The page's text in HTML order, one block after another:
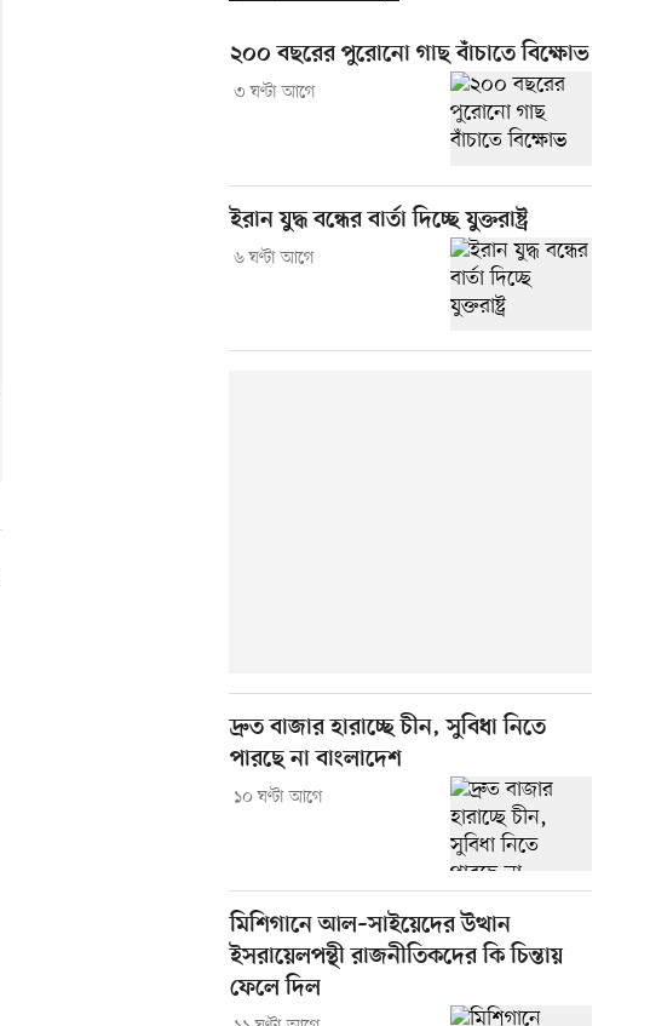
২০০ বছরের পুরোনো গাছ বাঁচাতে বিক্ষোভ
৩ ঘণ্টা আগে
ইরান যুদ্ধ বন্ধের বার্তা দিচ্ছে যুক্তরাষ্ট্র
৬ ঘণ্টা আগে
দ্রুত বাজার হারাচ্ছে চীন, সুবিধা নিতে
পারছে না বাংলাদেশ
১০ ঘণ্টা আগে
মিশিগানে আল–সাইয়েদের উত্থান
ইসরায়েলপন্থী রাজনীতিকদের কি চিন্তায়
ফেলে দিল